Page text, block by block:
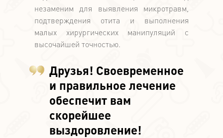
незаменим для выявления микротравм,
подтверждения отита и выполнения
малых хирургических манипуляций с
высочайшей точностью.
Друзья! Своевременное
и правильное лечение
обеспечит вам
скорейшее
выздоровление!